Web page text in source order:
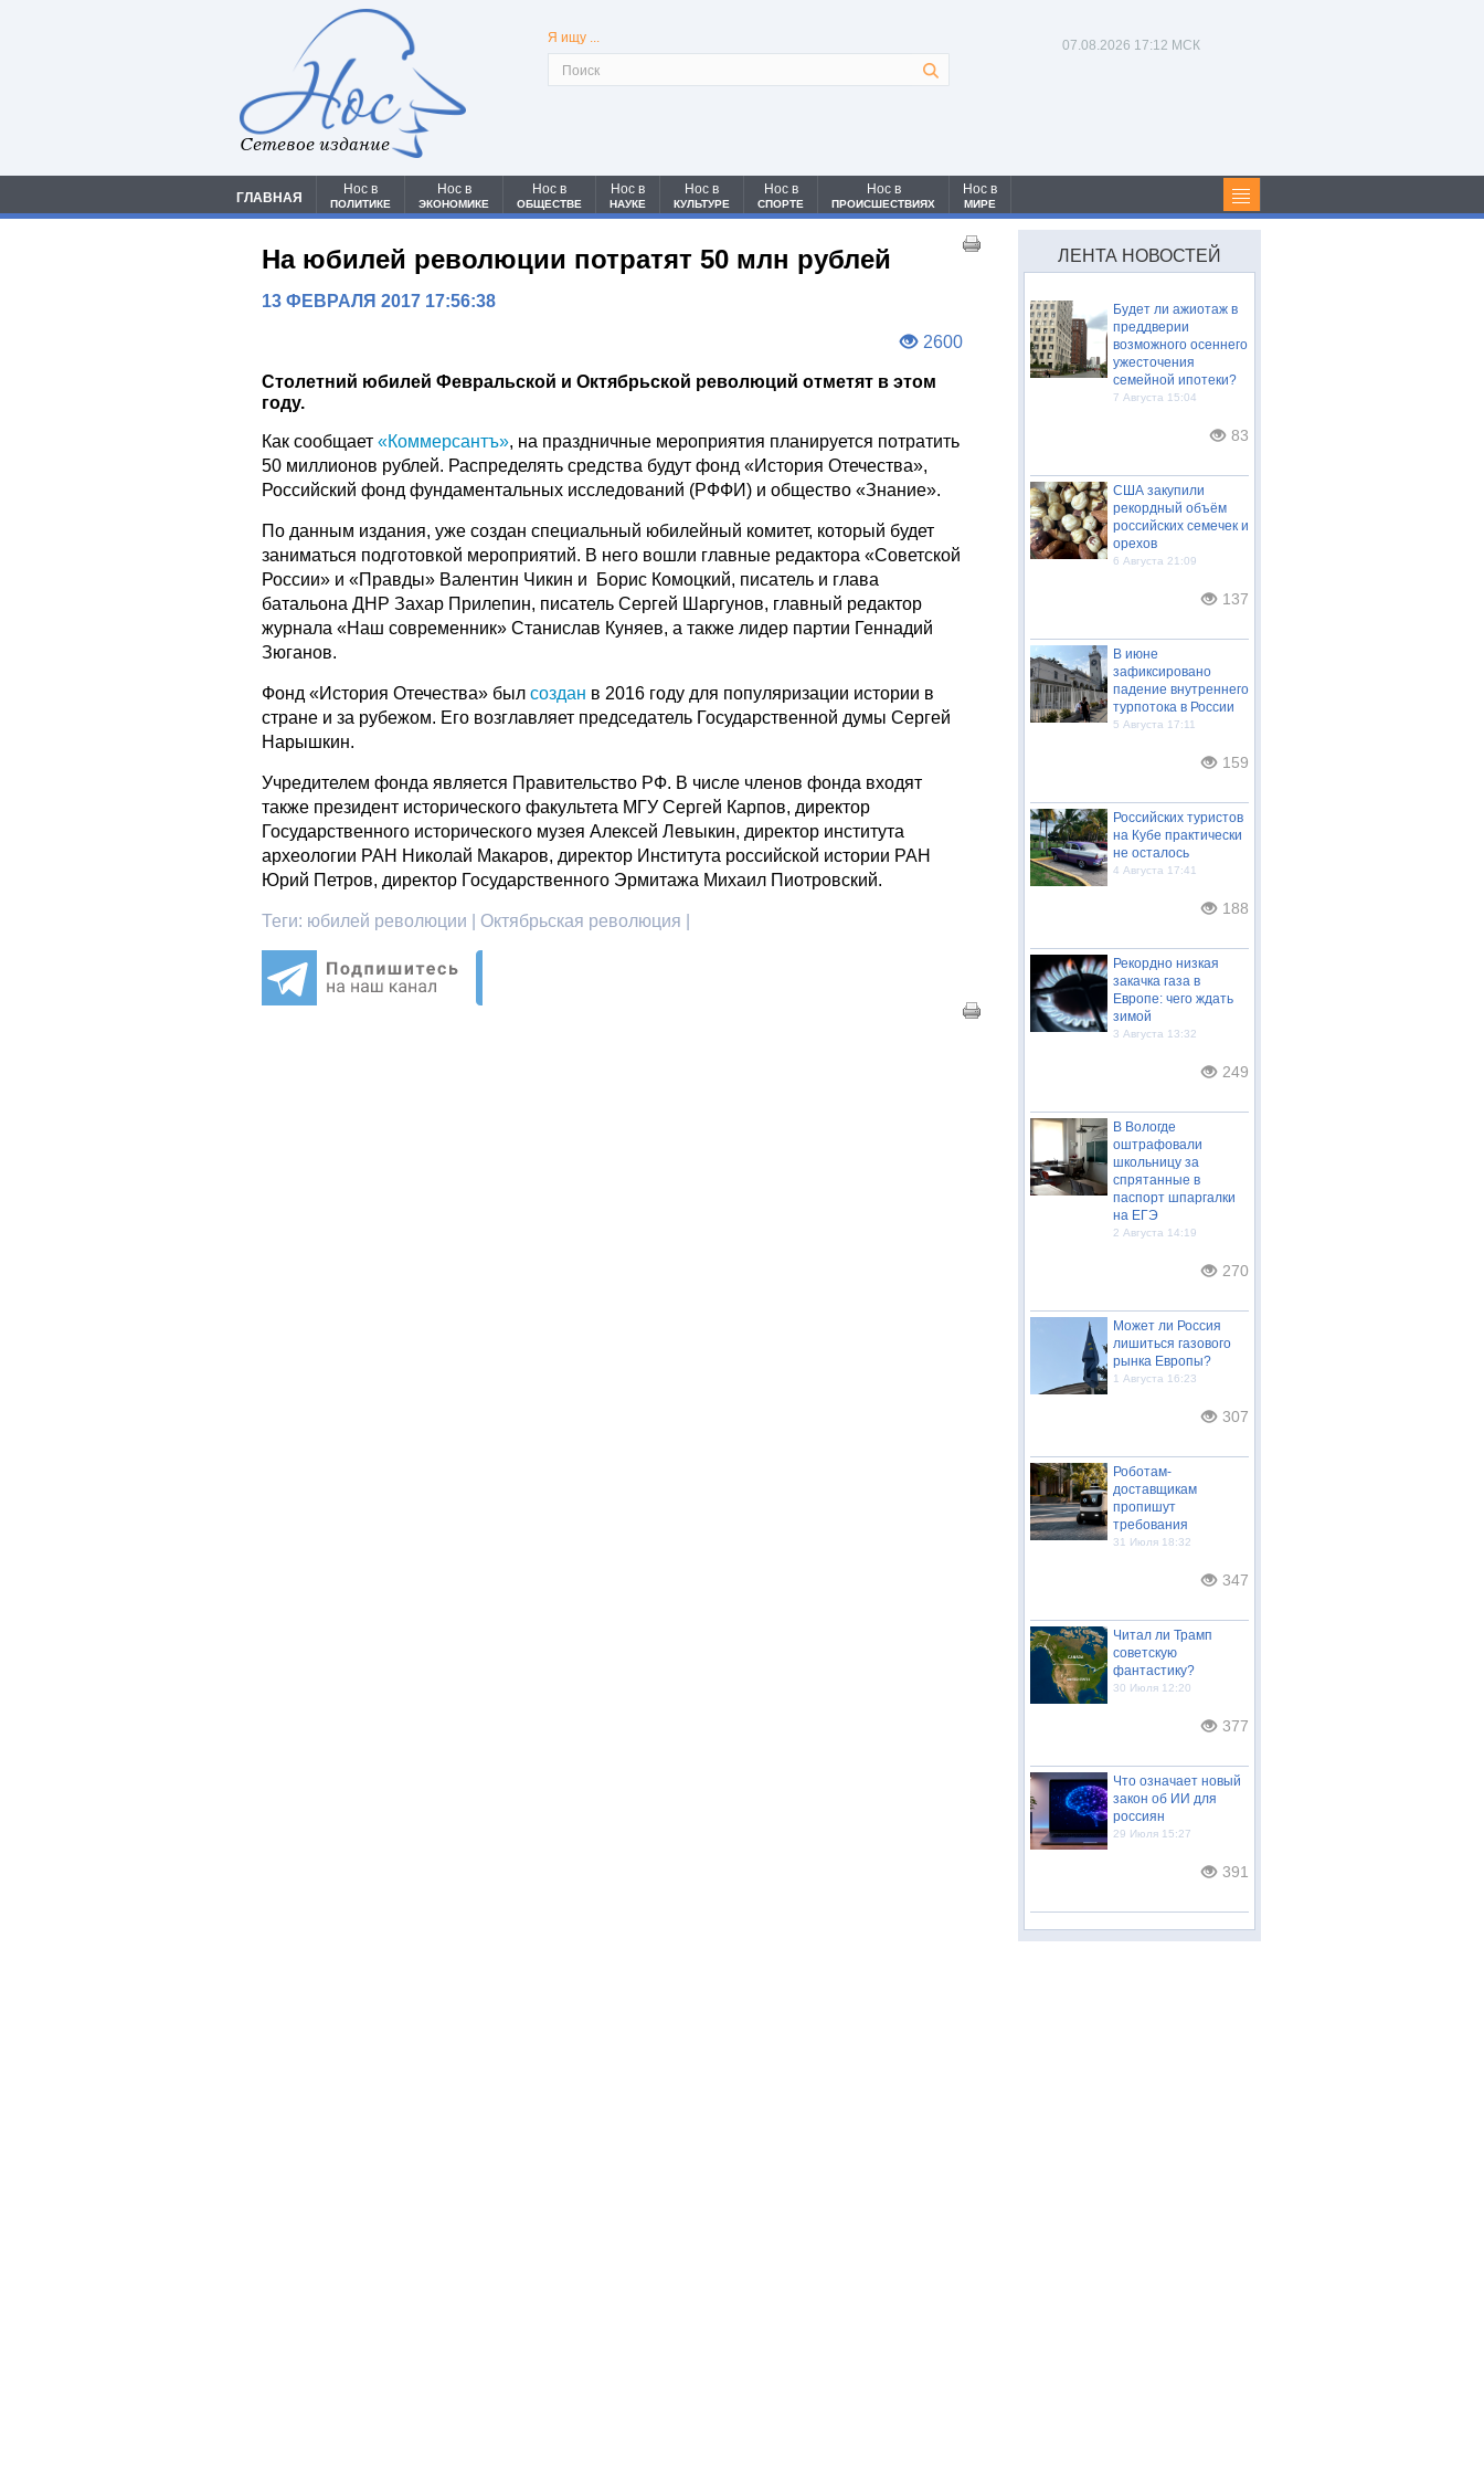
Сетевое издание
Я ищу ... 07.08.2026 17:12 МСК
ГЛАВНАЯ
Нос в
ПОЛИТИКЕ
Нос в
ЭКОНОМИКЕ
Нос в
ОБЩЕСТВЕ
Нос в
НАУКЕ
Нос в
КУЛЬТУРЕ
Нос в
СПОРТЕ
Нос в
ПРОИСШЕСТВИЯХ
Нос в
МИРЕ
На юбилей революции потратят 50 млн рублей
13 ФЕВРАЛЯ 2017 17:56:38
2600
Столетний юбилей Февральской и Октябрьской революций отметят в этом
году.
Как сообщает«Коммерсантъ», на праздничные мероприятия планируется потратить
50 миллионов рублей. Распределять средства будут фонд «История Отечества»,
Российский фонд фундаментальных исследований (РФФИ) и общество «Знание».
По данным издания, уже создан специальный юбилейный комитет, который будет
заниматься подготовкой мероприятий. В него вошли главные редактора «Советской
России» и «Правды» Валентин Чикин и Борис Комоцкий, писатель и глава
батальона ДНР Захар Прилепин, писатель Сергей Шаргунов, главный редактор
журнала «Наш современник» Станислав Куняев, а также лидер партии Геннадий
Зюганов.
Фонд «История Отечества» былсоздан в 2016 году для популяризации истории в
стране и за рубежом. Его возглавляет председатель Государственной думы Сергей
Нарышкин.
Учредителем фонда является Правительство РФ. В числе членов фонда входят
также президент исторического факультета МГУ Сергей Карпов, директор
Государственного исторического музея Алексей Левыкин, директор института
археологии РАН Николай Макаров, директор Института российской истории РАН
Юрий Петров, директор Государственного Эрмитажа Михаил Пиотровский.
Теги: юбилей революции | Октябрьская революция |
ЛЕНТА НОВОСТЕЙ
Будет ли ажиотаж в
преддверии
возможного осеннего
ужесточения
семейной ипотеки?
7 Августа 15:04
83
США закупили
рекордный объём
российских семечек и
орехов
6 Августа 21:09
137
В июне
зафиксировано
падение внутреннего
турпотока в России
5 Августа 17:11
159
Российских туристов
на Кубе практически
не осталось
4 Августа 17:41
188
Рекордно низкая
закачка газа в
Европе: чего ждать
зимой
3 Августа 13:32
249
В Вологде
оштрафовали
школьницу за
спрятанные в
паспорт шпаргалки
на ЕГЭ
2 Августа 14:19
270
Может ли Россия
лишиться газового
рынка Европы?
1 Августа 16:23
307
Роботам-
доставщикам
пропишут
требования
31 Июля 18:32
347
Читал ли Трамп
советскую
фантастику?
30 Июля 12:20
377
Что означает новый
закон об ИИ для
россиян
29 Июля 15:27
391